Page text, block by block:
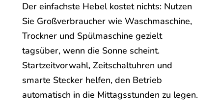
Der einfachste Hebel kostet nichts: Nutzen
Sie Großverbraucher wie Waschmaschine,
Trockner und Spülmaschine gezielt
tagsüber, wenn die Sonne scheint.
Startzeitvorwahl, Zeitschaltuhren und
smarte Stecker helfen, den Betrieb
automatisch in die Mittagsstunden zu legen.